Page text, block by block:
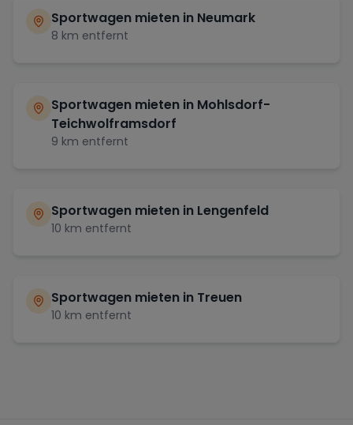
Sportwagen mieten in Neumark
8 km entfernt
Sportwagen mieten in Mohlsdorf-
Teichwolframsdorf
9 km entfernt
Sportwagen mieten in Lengenfeld
10 km entfernt
Sportwagen mieten in Treuen
10 km entfernt